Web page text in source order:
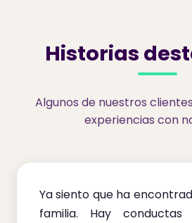
Historias
Algunos de nuestros
experiencias con
Ya siento que ha
familia. Hay conductas